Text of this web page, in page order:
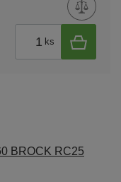
ks